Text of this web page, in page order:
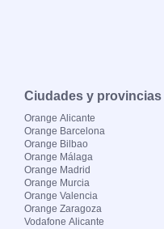
Ciudades y
Orange Alicante
Orange Barcelona
Orange Bilbao
Orange Málaga
Orange Madrid
Orange Murcia
Orange Valencia
Orange Zaragoza
Vodafone Alicante